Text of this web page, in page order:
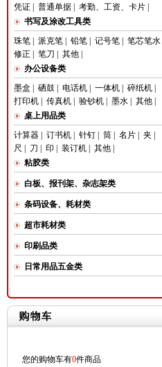
凭证| 普通单据| 考勤、工资、卡片|
书写及涂改工具类
珠笔| 派克笔| 铅笔| 记号笔| 笔芯笔水|
修正
笔刀 其他|
办公设备类
墨盒
硒鼓| 电话机| 一体机| 碎纸机|
打印机| 传真机| 验钞机| 墨水| 其他|
桌上用品类
计算器| 订书机| 针钉| 筒| 名片| 夹
尺
刀 印 装订机| 其他|
粘胶类
白板、报刊架、杂志架类
条码设备、耗材类
超市耗材类
印刷品类
日常用品五金类
您的购物车有0件商品